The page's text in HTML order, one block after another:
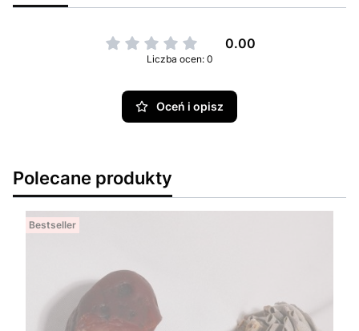
0.00
Liczba ocen: 0
Oceń i opisz
Polecane produkty
Bestseller